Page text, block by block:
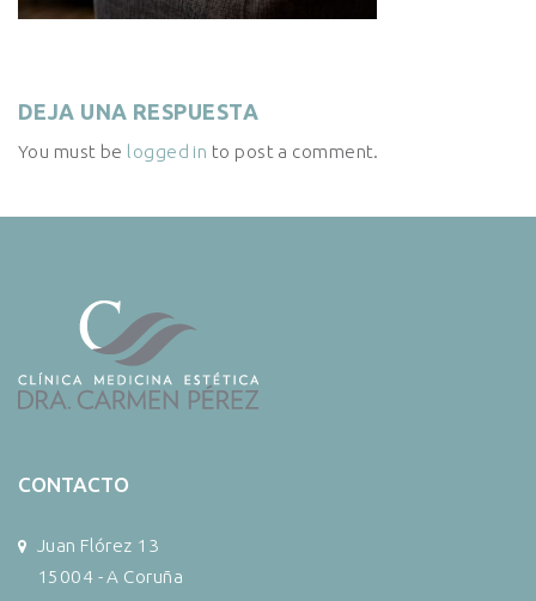
DEJA UNA RESPUESTA
You must be logged in to post a comment.
CONTACTO
Juan Flórez 13
15004 - A Coruña